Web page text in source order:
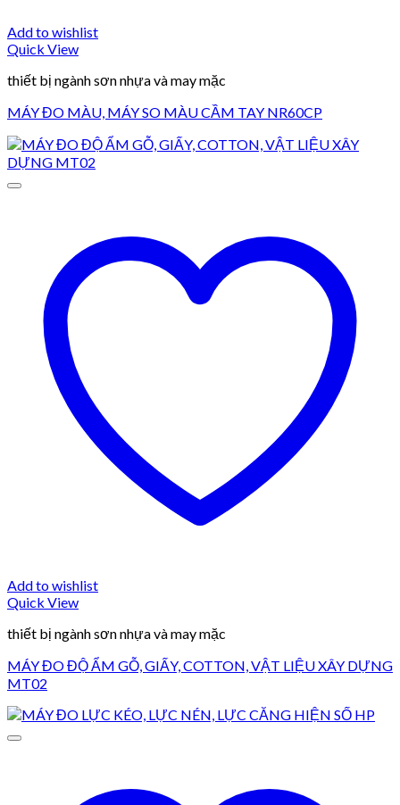
Add to wishlist
Quick View
thiết bị ngành sơn nhựa và may mặc
MÁY ĐO MÀU, MÁY SO MÀU CẦM TAY NR60CP
Add to wishlist
Quick View
thiết bị ngành sơn nhựa và may mặc
MÁY ĐO ĐỘ ẨM GỖ, GIẤY, COTTON, VẬT LIỆU XÂY DỰNG
MT02